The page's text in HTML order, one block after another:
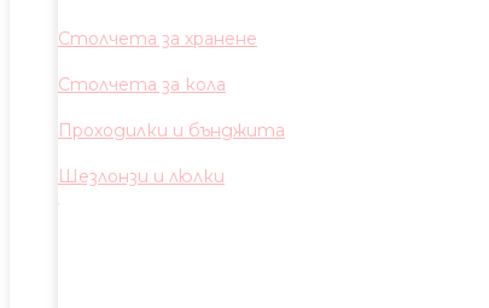
Столчета за хранене
Столчета за кола
Проходилки и бънджита
Шезлонзи и люлки